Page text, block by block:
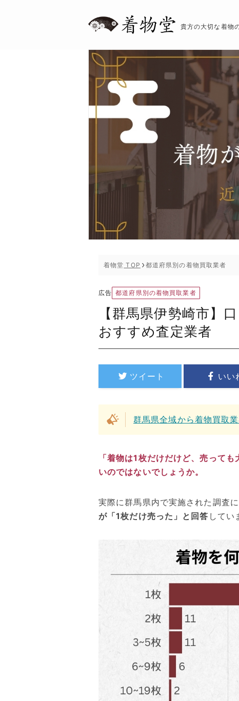
貴方の大切な着物
着物堂 TOP 都道府県別の着物買取業者
広告 都道府県別の着物買取業者
【群馬県伊勢崎市】
おすすめ査定業者
ツイート いい
群馬県全域から着物買取
「着物は1枚だけだけど、売って
いのではないでしょうか。
実際に群馬県内で実施された調査
が「1枚だけ売った」と回答 してい